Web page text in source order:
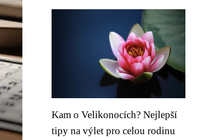
Kam o Velikonocích? Nejlepší
tipy na výlet pro celou rodinu